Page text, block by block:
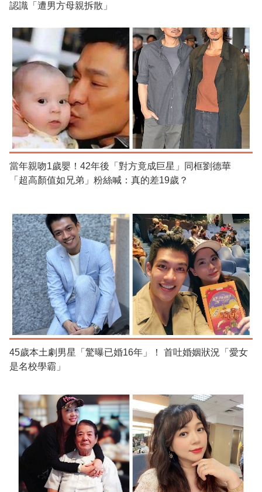
認識「遭男方母親拆散」
當年親吻1歲嬰！42年後「對方竟成巨星」同框劉德華
「超高顏值如兄弟」粉絲喊：真的差19歲？
45歲本土劇男星「驚曝已婚16年」！ 首吐婚姻狀況「愛女
是名校學霸」